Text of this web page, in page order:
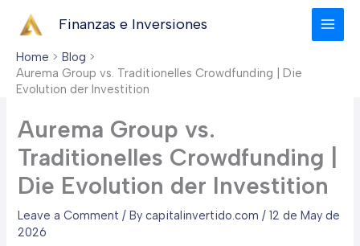
Finanzas e Inversiones
Home
Blog
Aurema Group vs. Traditionelles Crowdfunding | Die
Evolution der Investition
Aurema Group vs.
Traditionelles Crowdfunding |
Die Evolution der Investition
Leave a Comment / Bycapitalinvertido.com/12 de May de
2026